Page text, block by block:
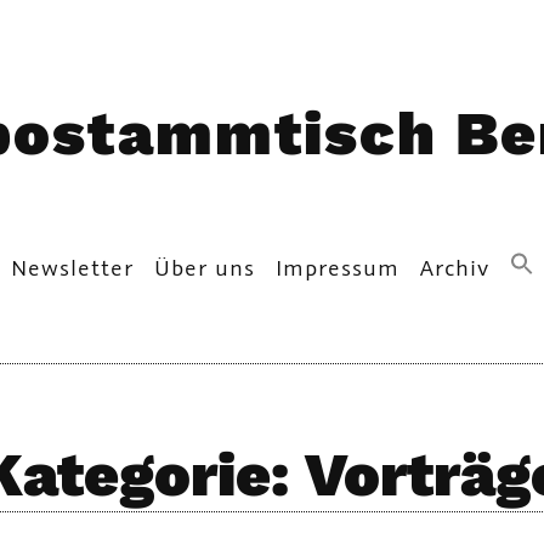
Newsletter Über uns Impressum Archiv